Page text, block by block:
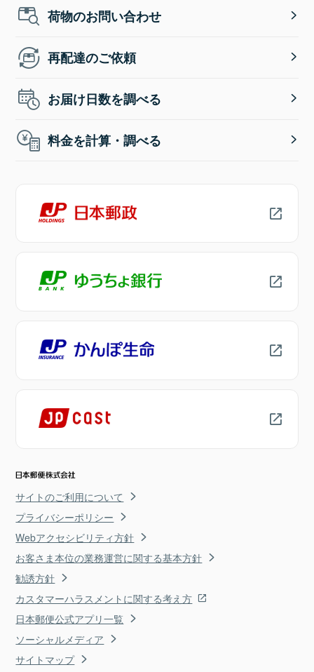
荷物のお問い合わせ
再配達のご依頼
お届け日数を調べる
料金を計算・調べる
サイトのご利用について
プライバシーポリシー
Webアクセシビリティ方針
お客さま本位の業務運営に関する基本方針
勧誘方針
カスタマーハラスメントに関する考え方
日本郵便公式アプリ一覧
ソーシャルメディア
サイトマップ